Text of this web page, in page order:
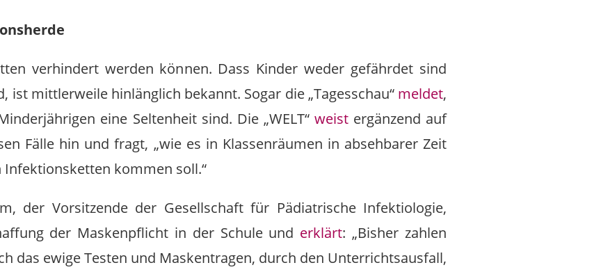
verhindert werden können. Dass Kinder weder gefährdet sind
ist mittlerweile hinlänglich bekannt. Sogar die „Tagesschau“ meldet,
eine Seltenheit sind. Die „WELT“ weistergänzend auf
Fälle hin und fragt, „wie es in Klassenräumen in absehbarer Zeit
kommen soll.“
der Vorsitzende der Gesellschaft für Pädiatrische Infektiologie,
der Maskenpflicht in der Schule und erklärt: „Bisher zahlen
das ewige Testen und Maskentragen, durch den Unterrichtsausfall,